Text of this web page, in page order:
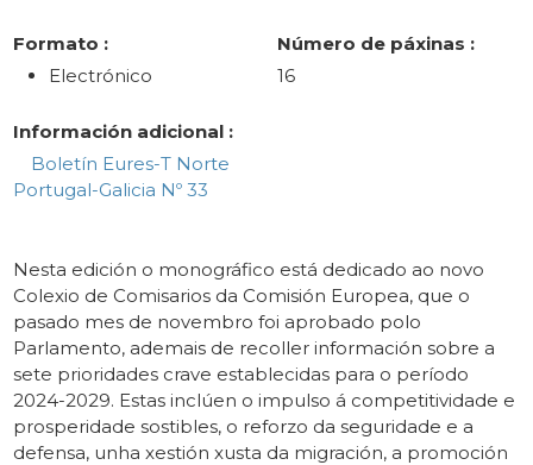
Formato :
Electrónico
Número de páxinas :
16
Información adicional :
Boletín Eures-T Norte
Portugal-Galicia Nº 33
Nesta edición o monográfico está dedicado ao novo
Colexio de Comisarios da Comisión Europea, que o
pasado mes de novembro foi aprobado polo
Parlamento, ademais de recoller información sobre a
sete prioridades crave establecidas para o período
2024-2029. Estas inclúen o impulso á competitividade e
prosperidade sostibles, o reforzo da seguridade e a
defensa, unha xestión xusta da migración, a promoción